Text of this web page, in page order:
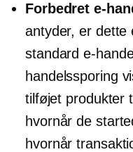
Forbedret e-
antyder, er dette
standard e-
handelssporing
tilføjet produkter
hvornår de
hvornår